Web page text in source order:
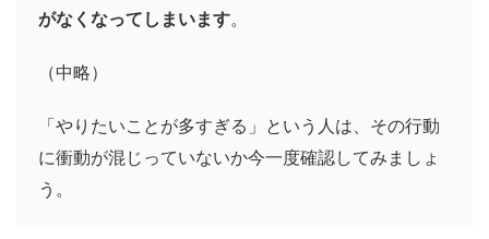
がなくなってしまいます。
（中略）
「やりたいことが多すぎる」という人は、その行動
に衝動が混じっていないか今一度確認してみましょ
う。